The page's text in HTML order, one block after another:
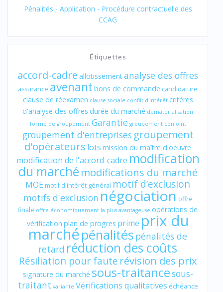
Pénalités - Application - Procédure contractuelle des
CCAG
Étiquettes
accord-cadre allotissementanalyse des offres
assurance avenant bons de commande candidature
clause de réexamen clause sociale conflit d'intérêt critères
d'analyse des offres durée du marché dématérialisation
forme de groupement Garantie groupement conjoint
groupement d'entreprises groupement
d'opérateurs lots mission du maître d'oeuvre
modification de l'accord-cadre modification
du marché modifications du marché
MOE motif d'intérêt général motif d’exclusion
motifs d'exclusion négociation offre
finale offre économiquement la plus avantageuse opérations de
vérification plan de progres prime prix du
marchépénalités pénalités de
retard réduction des coûts
Résiliation pour faute révision des prix
signature du marché sous-traitancesous-
traitant variante Vérifications qualitatives échéance